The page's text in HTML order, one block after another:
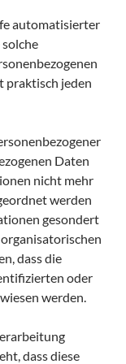
automatisierter
praktisch jeden
Daten
nicht mehr
werden
gesondert
dass die
oder
werden.
dass diese